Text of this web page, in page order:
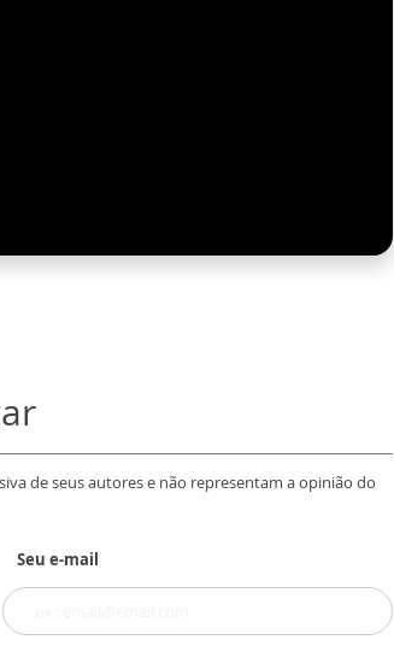
de seus autores e não representam a opinião do
Seu e-mail